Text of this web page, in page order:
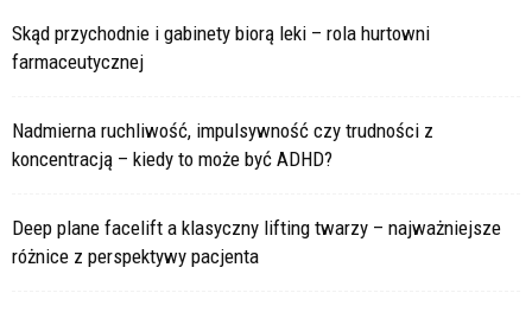
Skąd przychodnie i gabinety biorą leki – rola hurtowni
farmaceutycznej
Nadmierna ruchliwość, impulsywność czy trudności z
koncentracją – kiedy to może być ADHD?
Deep plane facelift a klasyczny lifting twarzy – najważniejsze
różnice z perspektywy pacjenta